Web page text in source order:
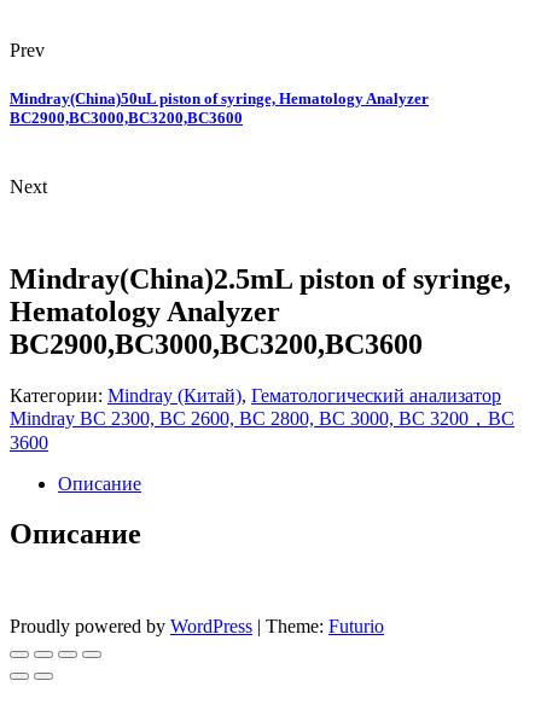
Prev
Mindray(China)50uL piston of syringe, Hematology Analyzer
BC2900,BC3000,BC3200,BC3600
Next
Mindray(China)2.5mL piston of syringe,
Hematology Analyzer
BC2900,BC3000,BC3200,BC3600
Категории: Mindray (Китай), Гематологический анализатор
Mindray BC 2300, BC 2600, BC 2800, BC 3000, BC 3200，BC
3600
Описание
Описание
Proudly powered by WordPress | Theme: Futurio